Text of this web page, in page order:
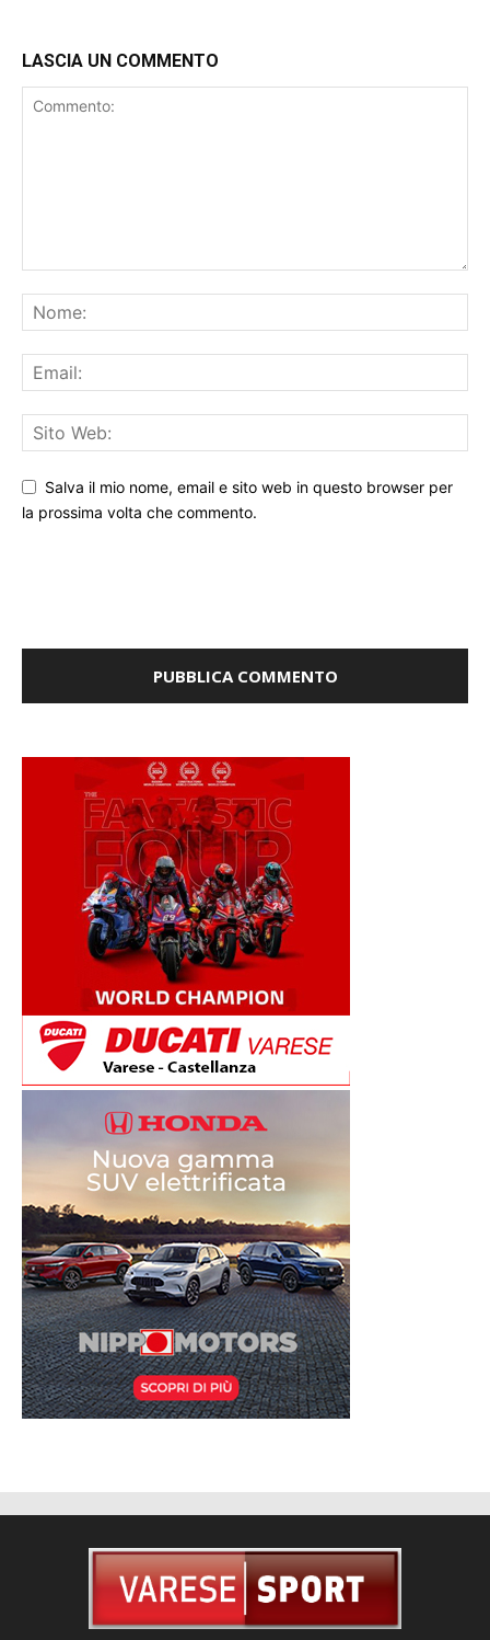
LASCIA UN COMMENTO
Salva il mio nome, email e sito web in questo browser per
la prossima volta che commento.